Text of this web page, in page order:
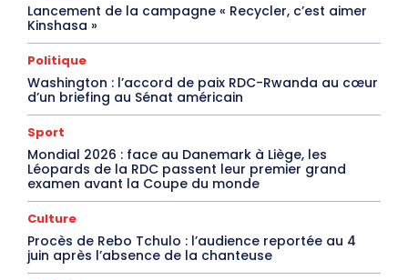
Lancement de la campagne « Recycler, c’est aimer
Kinshasa »
Politique
Washington : l’accord de paix RDC-Rwanda au cœur
d’un briefing au Sénat américain
Sport
Mondial 2026 : face au Danemark à Liège, les
Léopards de la RDC passent leur premier grand
examen avant la Coupe du monde
Culture
Procès de Rebo Tchulo : l’audience reportée au 4
juin après l’absence de la chanteuse